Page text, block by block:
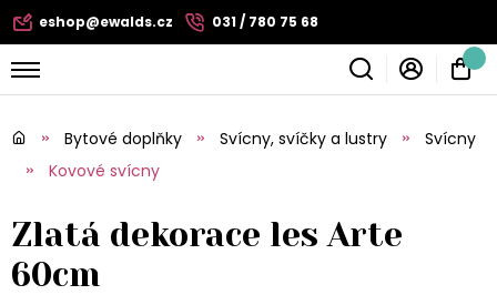
eshop@ewalds.cz 031 / 780 75 68
Bytové doplňky Svícny, svíčky a lustry
Svícny
Kovové svícny
Zlatá dekorace les Arte
60cm